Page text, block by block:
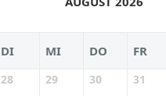
DI MI DO FR
28 29 30 31